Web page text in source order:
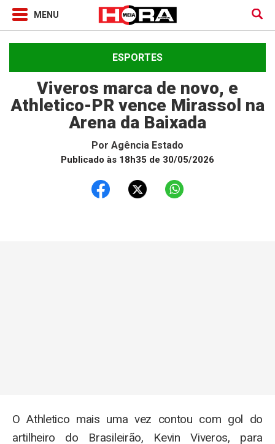
ESPORTES
Viveros marca de novo, e
Athletico-PR vence Mirassol na
Arena da Baixada
Por Agência Estado
Publicado às 18h35 de 30/05/2026
O Athletico mais uma vez contou com gol do
artilheiro do Brasileirão, Kevin Viveros, para